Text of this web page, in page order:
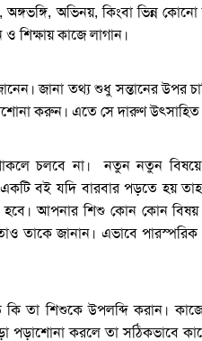
অঙ্গভঙ্গি, অভিনয়, কিংবা ভিন্ন
শিক্ষায় কাজে লাগান।
জানা তথ্য শুধু সন্তানের উপর
করুন। এতে সে দারুণ উৎসাহিত
চলবে না। নতুন নতুন
বই যদি বারবার পড়তে হয়
হবে। আপনার শিশু কোন কোন বিষয়
তাকে জানান। এভাবে
তা শিশুকে উপলব্দি করান।
করলে তা সঠিকভাবে